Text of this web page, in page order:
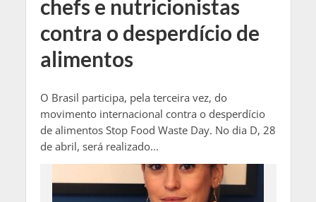
chefs e nutricionistas
contra o desperdício de
alimentos
O Brasil participa, pela terceira vez, do
movimento internacional contra o desperdício
de alimentos Stop Food Waste Day. No dia D, 28
de abril, será realizado...